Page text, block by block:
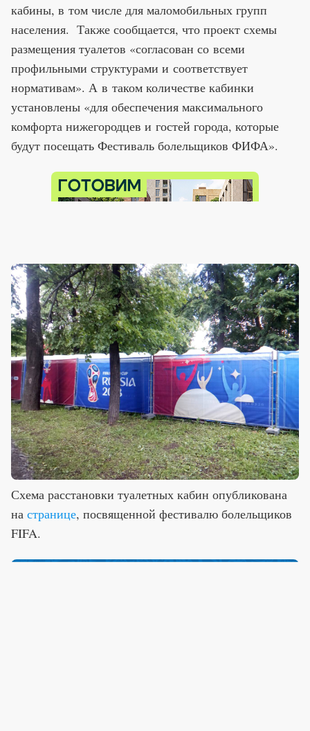
кабины, в том числе для маломобильных групп
населения. Также сообщается, что проект схемы
размещения туалетов «согласован со всеми
профильными структурами и соответствует
нормативам». А в таком количестве кабинки
установлены «для обеспечения максимального
комфорта нижегородцев и гостей города, которые
будут посещать Фестиваль болельщиков ФИФА».
Схема расстановки туалетных кабин опубликована
на странице, посвященной фестивалю болельщиков
FIFA.